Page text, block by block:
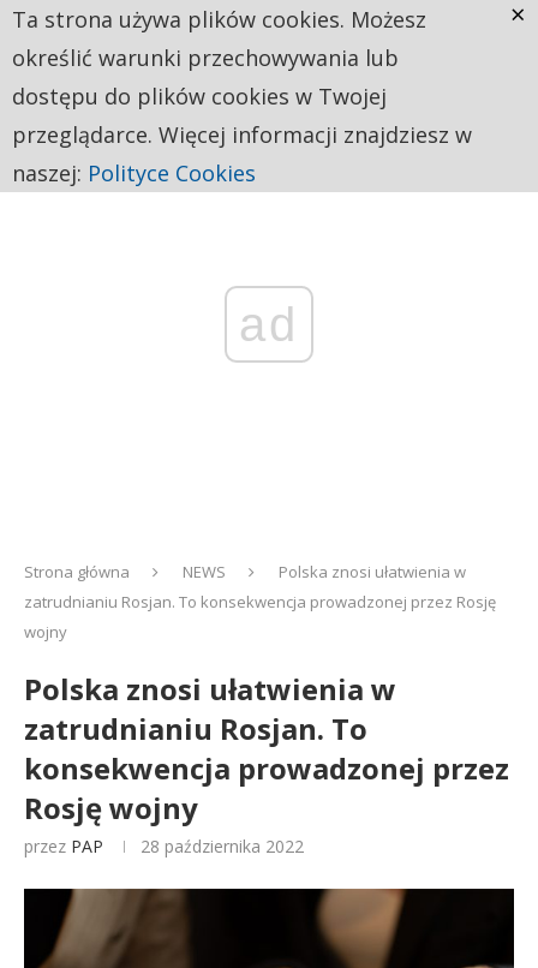
ad
Strona główna NEWS
Polska znosi ułatwienia w
zatrudnianiu Rosjan. To konsekwencja prowadzonej przez Rosję
wojny
Polska znosi ułatwienia w
zatrudnianiu Rosjan. To
konsekwencja prowadzonej przez
Rosję wojny
przez PAP 28 października 2022
Ta strona używa plików cookies. Możesz
określić warunki przechowywania lub
dostępu do plików cookies w Twojej
przeglądarce. Więcej informacji znajdziesz w
naszej: Polityce Cookies
×